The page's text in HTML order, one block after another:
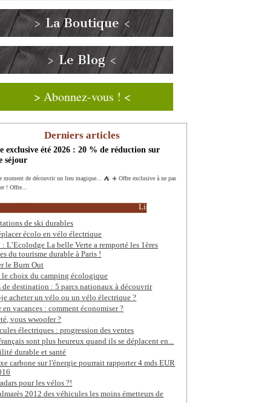
> La Boutique <
> Le Blog <
> Abonnez-vous ! <
Derniers articles
exclusive été 2026 : 20 % de réduction sur
séjour
moment de découvrir un lieu magique... ⛺️ ☀️ Offre exclusive à ne pas
! Offre...
Lire la suite
de ski durables
écolo en vélo électrique
: L’Ecolodge La belle Verte a remporté les 1ères
du tourisme durable à Paris !
le Burn Out
le choix du camping écologique
de destination : 5 parcs nationaux à découvrir
acheter un vélo ou un vélo électrique ?
en vacances : comment économiser ?
vous wwoofer ?
électriques : progression des ventes
sont plus heureux quand ils se déplacent en...
durable et santé
carbone sur l'énergie pourrait rapporter 4 mds EUR
pour les vélos ?!
2012 des véhicules les moins émetteurs de